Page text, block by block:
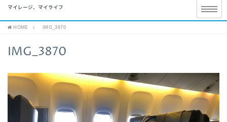
マイレージ、マイライフ
HOME IMG_3870
IMG_3870